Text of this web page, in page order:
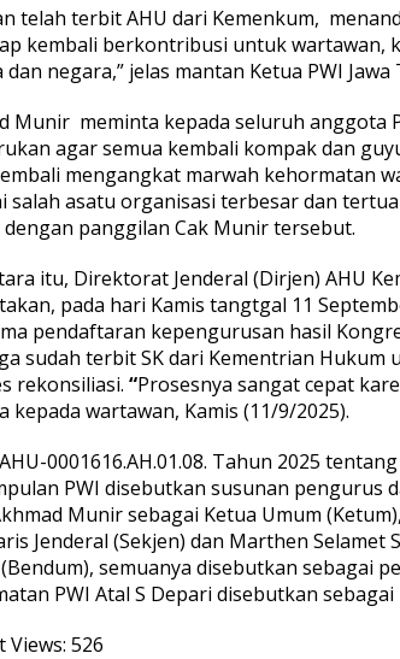
telah terbit AHU dari Kemenkum,
kembali berkontribusi untuk wartawan,
dan negara,” jelas mantan Ketua PWI
Munir meminta kepada seluruh anggota
agar semua kembali kompak dan
mengangkat marwah kehormatan
salah asatu organisasi terbesar dan
panggilan Cak Munir tersebut.
itu, Direktorat Jenderal (Dirjen) AHU
pada hari Kamis tangtgal 11
pendaftaran kepengurusan hasil
sudah terbit SK dari Kementrian Hukum
rekonsiliasi. “Prosesnya sangat cepat
kepada wartawan, Kamis (11/9/2025).
0001616.AH.01.08. Tahun 2025
PWI disebutkan susunan pengurus
Munir sebagai Ketua Umum
Jenderal (Sekjen) dan Marthen Selamet
semuanya disebutkan sebagai
PWI Atal S Depari disebutkan sebagai
Views: 526